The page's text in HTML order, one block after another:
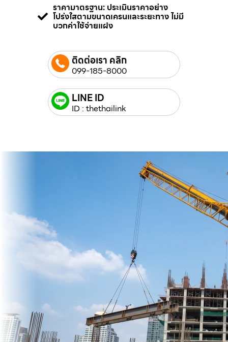
ราคามาตรฐาน: ประเมินราคาอย่าง
โปร่งใสตามขนาดเครนและระยะทาง ไม่มี
บวกค่าใช้จ่ายแฝง
ติดต่อเรา คลิก
099-185-8000
LINE ID
ID : thethailink